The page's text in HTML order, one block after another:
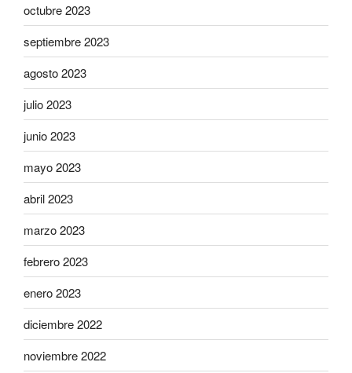
octubre 2023
septiembre 2023
agosto 2023
julio 2023
junio 2023
mayo 2023
abril 2023
marzo 2023
febrero 2023
enero 2023
diciembre 2022
noviembre 2022